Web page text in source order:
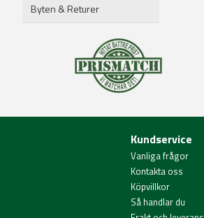
Byten & Returer
Kundservice
Vanliga frågor
Kontakta oss
Köpvillkor
Så handlar du